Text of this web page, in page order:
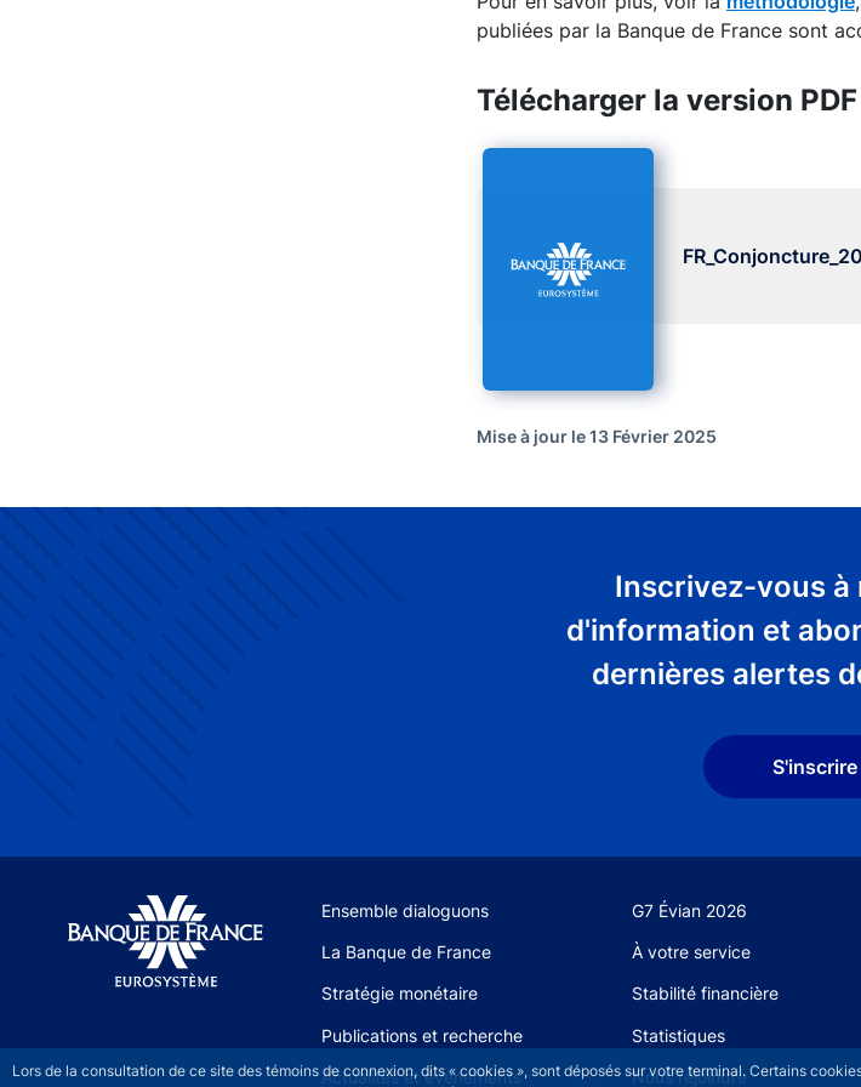
Lors de la consultation de ce site des témoins de connexion, dits « cookies », sont déposés sur votre terminal. Certains
publiées par la Banque de France sont
Télécharger la version
Mise à jour le 13 Février 2025
Inscrivez-vous à
d'information et
dernières alertes
S'inscrire
Site navigation
Ensemble dialoguons G7 Évian 2026
La Banque de France À votre service
Stratégie monétaire Stabilité financière
Publications et recherche Statistiques
Actualités et événements Nous rejoindre